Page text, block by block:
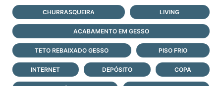
CHURRASQUEIRA LIVING
ACABAMENTO EM GESSO
TETO REBAIXADO GESSO PISO FRIO
INTERNET DEPÓSITO COPA